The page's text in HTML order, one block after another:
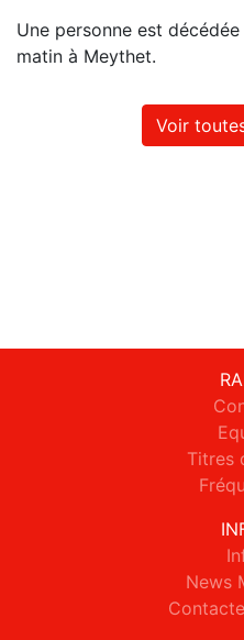
Une personne est
matin à Meythet.
Voir
Titres
News